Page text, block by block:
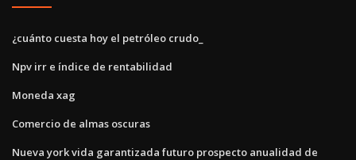
¿cuánto cuesta hoy el petróleo crudo_
Npv irr e índice de rentabilidad
Moneda xag
Comercio de almas oscuras
Nueva york vida garantizada futuro prospecto anualidad de